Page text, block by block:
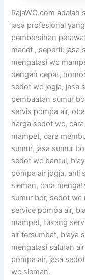
RajaWC.com adalah
jasa profesional
pembersihan
macet , seperti: jasa
mengatasi wc
dengan cepat,
sedot wc jogja, jasa
pembuatan sumur
servis pompa air,
harga sedot wc,
mampet, cara
sumur, jasa sumur
sedot wc bantul,
pompa air jogja, ahli
sleman, cara
sumur bor, sedot wc
service pompa air,
mampet, tukang
air tersumbat, biaya
mengatasi saluran
pompa air, jasa
wc sleman.